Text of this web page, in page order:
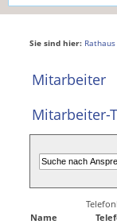
Sie sind hier:
Mitarbeiter
Mitarbeiter-
Name